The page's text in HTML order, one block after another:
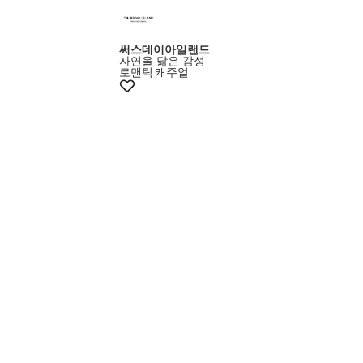
써스데이아일랜드
자연을 닮은 감성
로맨틱 캐주얼